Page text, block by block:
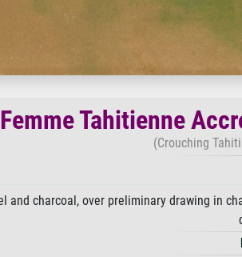
Femme Tahitienne
(Crouching
and charcoal, over preliminary drawing in